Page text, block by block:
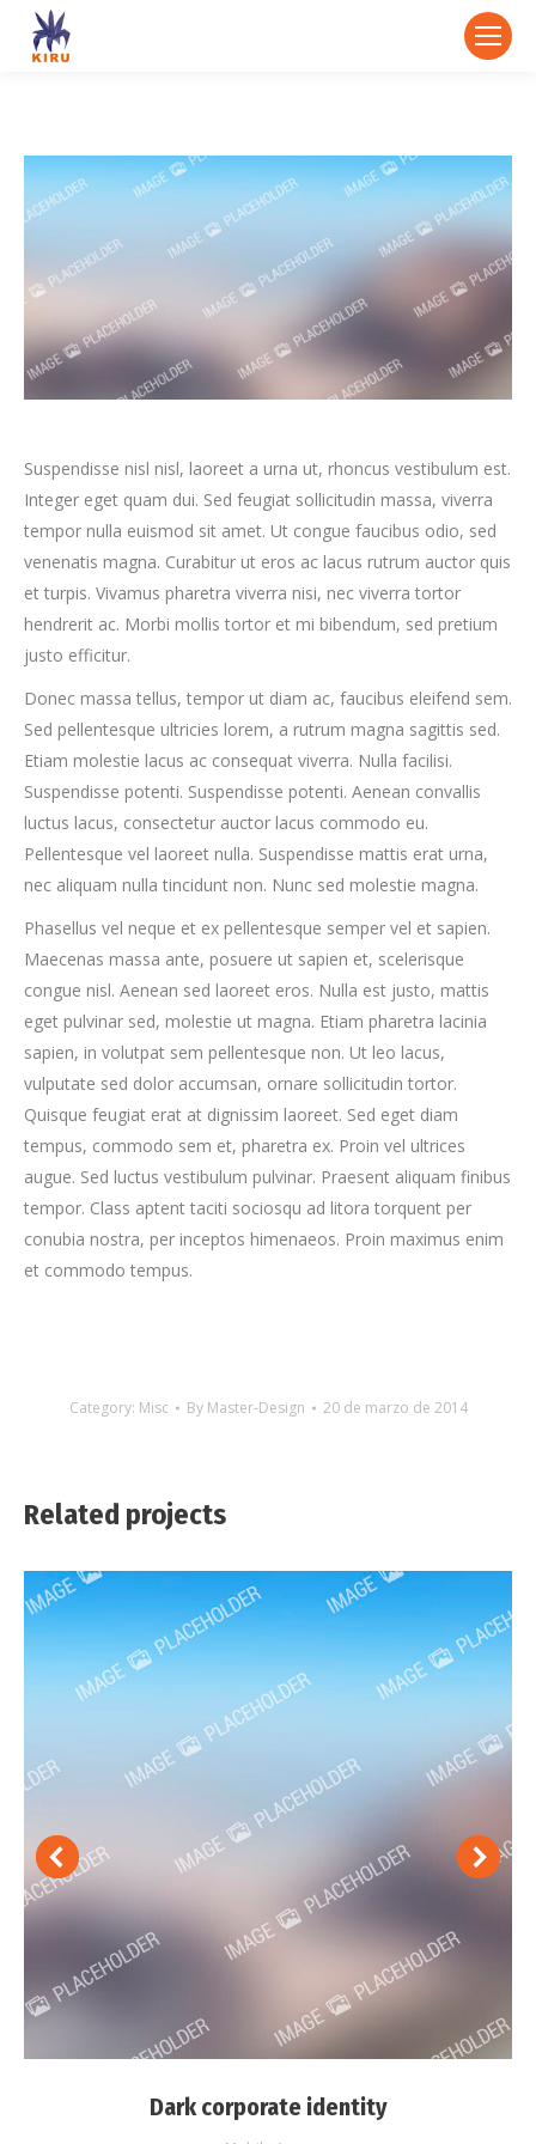
Suspendisse nisl nisl, laoreet a urna ut, rhoncus vestibulum est.
Integer eget quam dui. Sed feugiat sollicitudin massa, viverra
tempor nulla euismod sit amet. Ut congue faucibus odio, sed
venenatis magna. Curabitur ut eros ac lacus rutrum auctor quis
et turpis. Vivamus pharetra viverra nisi, nec viverra tortor
hendrerit ac. Morbi mollis tortor et mi bibendum, sed pretium
justo efficitur.
Donec massa tellus, tempor ut diam ac, faucibus eleifend sem.
Sed pellentesque ultricies lorem, a rutrum magna sagittis sed.
Etiam molestie lacus ac consequat viverra. Nulla facilisi.
Suspendisse potenti. Suspendisse potenti. Aenean convallis
luctus lacus, consectetur auctor lacus commodo eu.
Pellentesque vel laoreet nulla. Suspendisse mattis erat urna,
nec aliquam nulla tincidunt non. Nunc sed molestie magna.
Phasellus vel neque et ex pellentesque semper vel et sapien.
Maecenas massa ante, posuere ut sapien et, scelerisque
congue nisl. Aenean sed laoreet eros. Nulla est justo, mattis
eget pulvinar sed, molestie ut magna. Etiam pharetra lacinia
sapien, in volutpat sem pellentesque non. Ut leo lacus,
vulputate sed dolor accumsan, ornare sollicitudin tortor.
Quisque feugiat erat at dignissim laoreet. Sed eget diam
tempus, commodo sem et, pharetra ex. Proin vel ultrices
augue. Sed luctus vestibulum pulvinar. Praesent aliquam finibus
tempor. Class aptent taciti sociosqu ad litora torquent per
conubia nostra, per inceptos himenaeos. Proin maximus enim
et commodo tempus.
Category: Misc By Master-Design 20 de marzo de 2014
Related projects
Dark corporate identity